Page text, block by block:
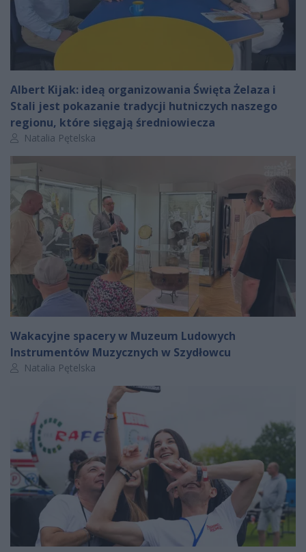
Albert Kijak: ideą organizowania Święta Żelaza i
Stali jest pokazanie tradycji hutniczych naszego
regionu, które sięgają średniowiecza
Autor artykułu:
Natalia Pętelska
Wakacyjne spacery w Muzeum Ludowych
Instrumentów Muzycznych w Szydłowcu
Autor artykułu:
Natalia Pętelska